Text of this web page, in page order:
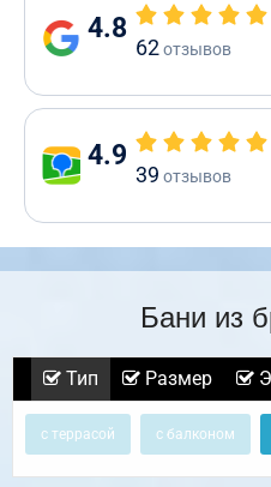
4.8
62отзывов
4.9
39 отзывов
Бани из
Тип Размер
с террасой с балконом